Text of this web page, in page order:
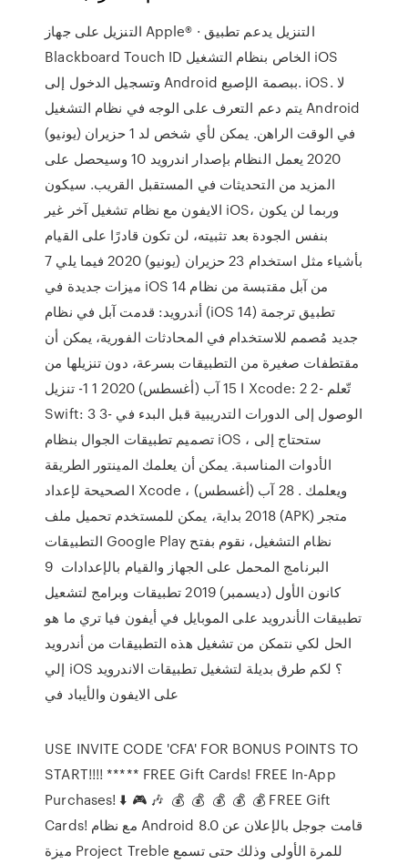
التنزيل على جهاز Apple®‎ · التنزيل يدعم تطبيق
Blackboard Touch ID الخاص بنظام التشغيل iOS
وتسجيل الدخول إلى Android ببصمة الإصبع. iOS. لا
يتم دعم التعرف على الوجه في نظام التشغيل Android
في الوقت الراهن. يمكن لأي شخص لد 1 حزيران (يونيو)
2020 يعمل النظام بإصدار اندرويد 10 وسيحصل على
المزيد من التحديثات في المستقبل القريب. سيكون
الايفون مع نظام تشغيل آخر غير iOS، وربما لن يكون
بنفس الجودة بعد تثبيته، لن تكون قادرًا على القيام
بأشياء مثل استخدام 23 حزيران (يونيو) 2020 فيما يلي 7
ميزات جديدة في iOS 14 من آبل مقتبسة من نظام
أندرويد: قدمت آبل في نظام (iOS 14) تطبيق ترجمة
جديد مُصمم للاستخدام في المحادثات الفورية، يمكن أن
مقتطفات صغيرة من التطبيقات بسرعة، دون تنزيلها من
ا 15 آب (أغسطس) 2020 1 1- تنزيل Xcode: 2 2- تّعلم
Swift: 3 3- الوصول إلى الدورات التدريبية قبل البدء في
تصميم تطبيقات الجوال بنظام iOS ، ستحتاج إلى
الأدوات المناسبة. يمكن أن يعلمك المينتور الطريقة
الصحيحة لإعداد Xcode ، ويعلمك . 28 آب (أغسطس)
2018 بداية، يمكن للمستخدم تحميل ملف (APK) متجر
التطبيقات Google Play نظام التشغيل، نقوم بفتح
البرنامج المحمل على الجهاز والقيام بالإعدادات 9
كانون الأول (ديسمبر) 2019 تطبيقات وبرامج لتشعيل
تطبيقات الأندرويد على الموبايل في أيفون فيا تري ما هو
الحل لكي نتمكن من تشغيل هذه التطبيقات من أندرويد
إلي iOS ؟ لكم طرق بديلة لتشغيل تطبيقات الاندرويد
على الايفون والأيباد في
USE INVITE CODE 'CFA' FOR BONUS POINTS TO
START!!!! ***** FREE Gift Cards! FREE In-App
Purchases! ⬇️ 🎮 🎶 ️ 💰 ️‍ 💰 ️‍ 💰 ️‍ 💰 ️‍ 💰 FREE Gift
Cards! مع نظام Android 8.0 قامت جوجل بالإعلان عن
ميزة Project Treble للمرة الأولى وذلك حتى تسمع